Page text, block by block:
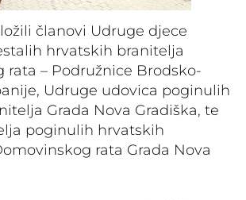
članovi Udruge djece
hrvatskih branitelja
rata – Podružnice Brodsko-
Udruge udovica poginulih
Grada Nova Gradiška, te
poginulih hrvatskih
rata Grada Nova